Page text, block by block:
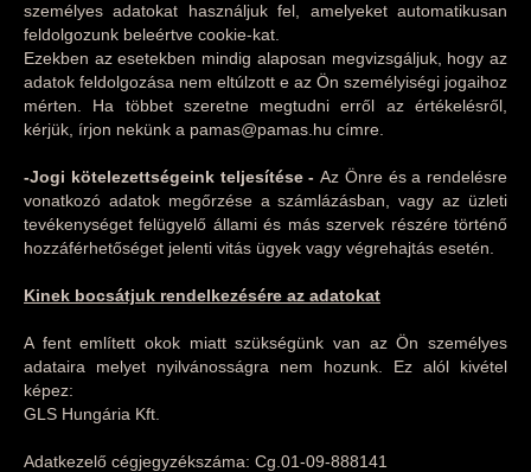
személyes adatokat használjuk fel, amelyeket automatikusan
feldolgozunk beleértve cookie-kat.
Ezekben az esetekben mindig alaposan megvizsgáljuk, hogy az
adatok feldolgozása nem eltúlzott e az Ön személyiségi jogaihoz
mérten. Ha többet szeretne megtudni erről az értékelésről,
kérjük, írjon nekünk a pamas@pamas.hu címre.
-Jogi kötelezettségeink teljesítése - Az Önre és a rendelésre
vonatkozó adatok megőrzése a számlázásban, vagy az üzleti
tevékenységet felügyelő állami és más szervek részére történő
hozzáférhetőséget jelenti vitás ügyek vagy végrehajtás esetén.
Kinek bocsátjuk rendelkezésére az adatokat
A fent említett okok miatt szükségünk van az Ön személyes
adataira melyet nyilvánosságra nem hozunk. Ez alól kivétel
képez:
GLS Hungária Kft.
Adatkezelő cégjegyzékszáma: Cg.01-09-888141